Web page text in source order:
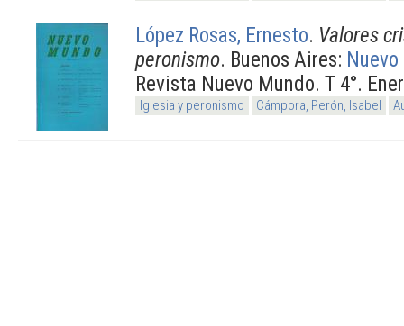
López Rosas, Ernesto. Valores
peronismo. Buenos Aires:
Revista Nuevo Mundo. T 4°.
Iglesia y peronismo Cámpora, Perón, Isabel